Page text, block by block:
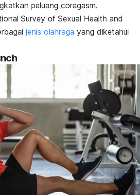
peluang coregasm.
Survey of Sexual Health and
jenis olahraga yang diketahui